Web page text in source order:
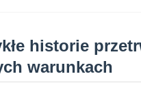
historie
warunkach